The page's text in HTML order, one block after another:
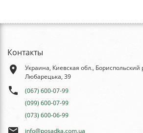
Контакты
place
Украина, Киевская обл., Бориспольский
Любарецька, 39
phone
(067) 600-07-99
(099) 600-07-99
(073) 600-06-99
info@posadka.com.ua